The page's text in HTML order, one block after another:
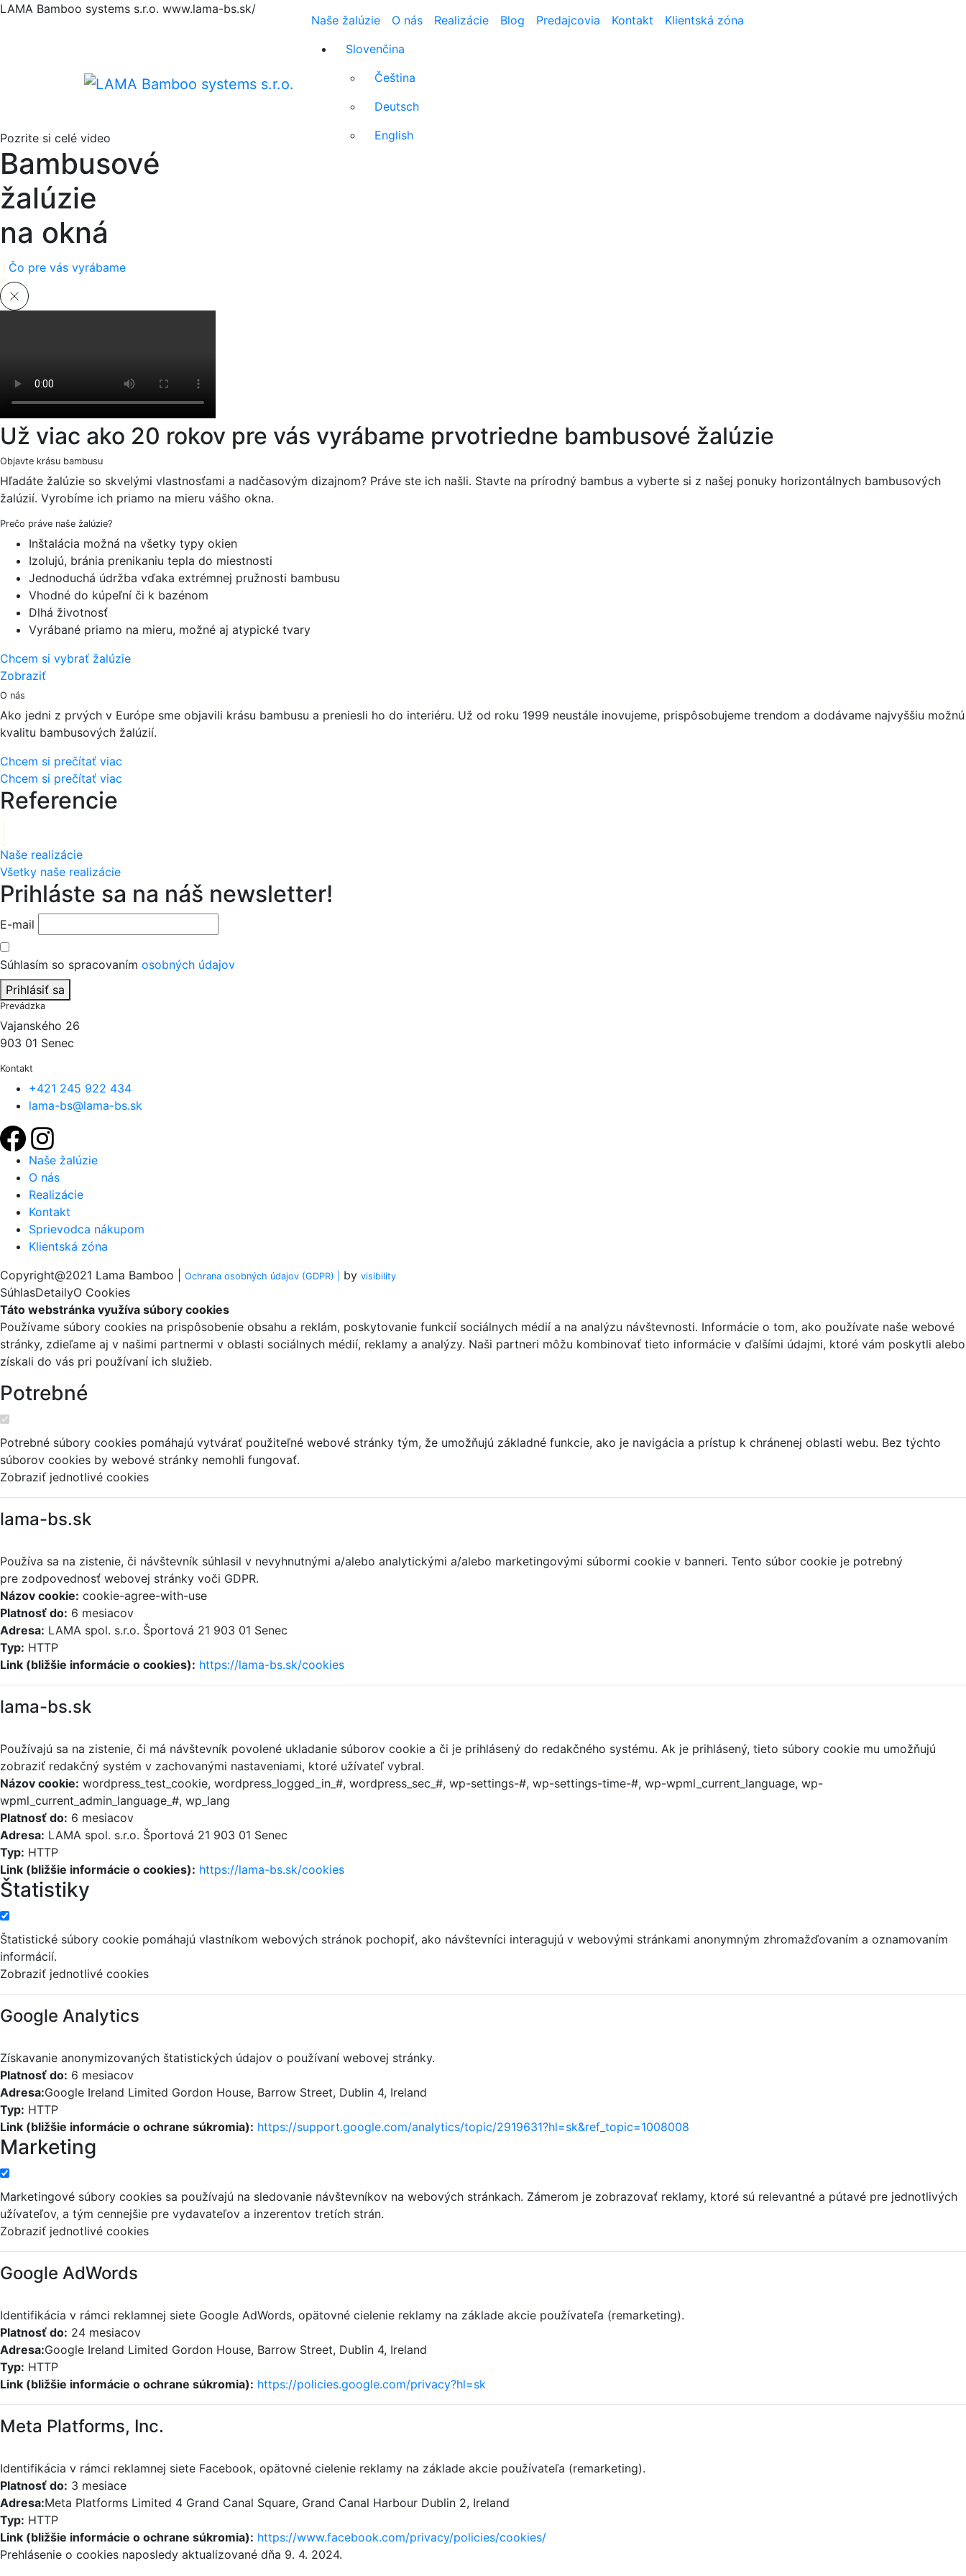
LAMA Bamboo systems s.r.o. www.lama-bs.sk/
Naše žalúzie
O nás Realizácie Blog Predajcovia Kontakt
Klientská zóna
Slovenčina
Čeština
Deutsch
English
Pozrite si celé video
Bambusové
žalúzie
na okná
Čo pre vás vyrábame
Už viac ako 20 rokov pre vás vyrábame prvotriedne bambusové žalúzie
Objavte krásu bambusu
Hľadáte žalúzie so skvelými vlastnosťami a nadčasovým dizajnom? Práve ste ich našli. Stavte na prírodný bambus a vyberte si z našej ponuky horizontálnych bambusových
žalúzií. Vyrobíme ich priamo na mieru vášho okna.
Prečo práve naše žalúzie?
Inštalácia možná na všetky typy okien
Izolujú, bránia prenikaniu tepla do miestnosti
Jednoduchá údržba vďaka extrémnej pružnosti bambusu
Vhodné do kúpeľní či k bazénom
Dlhá životnosť
Vyrábané priamo na mieru, možné aj atypické tvary
Chcem si vybrať žalúzie
Zobraziť
O nás
Ako jedni z prvých v Európe sme objavili krásu bambusu a preniesli ho do interiéru. Už od roku 1999 neustále inovujeme, prispôsobujeme trendom a dodávame najvyššiu možnú
kvalitu bambusových žalúzií.
Chcem si prečítať viac
Chcem si prečítať viac
Referencie
Naše realizácie
Všetky naše realizácie
Prihláste sa na náš newsletter!
E-mail
Súhlasím so spracovaním osobných údajov
Prihlásiť sa
Prevádzka
Vajanského 26
903 01 Senec
Kontakt
+421 245 922 434
lama-bs@lama-bs.sk
Naše žalúzie
O nás
Realizácie
Kontakt
Sprievodca nákupom
Klientská zóna
Copyright@2021 Lama Bamboo |
Ochrana osobných údajov (GDPR) | by visibility
SúhlasDetailyO Cookies
Táto webstránka využíva súbory cookies
Používame súbory cookies na prispôsobenie obsahu a reklám, poskytovanie funkcií sociálnych médií a na analýzu návštevnosti. Informácie o tom, ako používate naše webové
stránky, zdieľame aj v našimi partnermi v oblasti sociálnych médií, reklamy a analýzy. Naši partneri môžu kombinovať tieto informácie v ďalšími údajmi, ktoré vám poskytli alebo
získali do vás pri používaní ich služieb.
Potrebné
Potrebné súbory cookies pomáhajú vytvárať použiteľné webové stránky tým, že umožňujú základné funkcie, ako je navigácia a prístup k chránenej oblasti webu. Bez týchto
súborov cookies by webové stránky nemohli fungovať.
Zobraziť jednotlivé cookies
lama-bs.sk
Používa sa na zistenie, či návštevník súhlasil v nevyhnutnými a/alebo analytickými a/alebo marketingovými súbormi cookie v banneri. Tento súbor cookie je potrebný
pre zodpovednosť webovej stránky voči GDPR.
Názov cookie: cookie-agree-with-use
Platnosť do: 6 mesiacov
Adresa: LAMA spol. s.r.o. Športová 21 903 01 Senec
Typ: HTTP
Link (bližšie informácie o cookies): https://lama-bs.sk/cookies
lama-bs.sk
Používajú sa na zistenie, či má návštevník povolené ukladanie súborov cookie a či je prihlásený do redakčného systému. Ak je prihlásený, tieto súbory cookie mu umožňujú
zobraziť redakčný systém v zachovanými nastaveniami, ktoré užívateľ vybral.
Názov cookie: wordpress_test_cookie, wordpress_logged_in_#, wordpress_sec_#, wp-settings-#, wp-settings-time-#, wp-wpml_current_language, wp-
wpml_current_admin_language_#, wp_lang
Platnosť do: 6 mesiacov
Adresa: LAMA spol. s.r.o. Športová 21 903 01 Senec
Typ: HTTP
Link (bližšie informácie o cookies): https://lama-bs.sk/cookies
Štatistiky
Štatistické súbory cookie pomáhajú vlastníkom webových stránok pochopiť, ako návštevníci interagujú v webovými stránkami anonymným zhromažďovaním a oznamovaním
informácií.
Zobraziť jednotlivé cookies
Google Analytics
Získavanie anonymizovaných štatistických údajov o používaní webovej stránky.
Platnosť do: 6 mesiacov
Adresa:Google Ireland Limited Gordon House, Barrow Street, Dublin 4, Ireland
Typ: HTTP
Link (bližšie informácie o ochrane súkromia): https://support.google.com/analytics/topic/2919631?hl=sk&ref_topic=1008008
Marketing
Marketingové súbory cookies sa používajú na sledovanie návštevníkov na webových stránkach. Zámerom je zobrazovať reklamy, ktoré sú relevantné a pútavé pre jednotlivých
užívateľov, a tým cennejšie pre vydavateľov a inzerentov tretích strán.
Zobraziť jednotlivé cookies
Google AdWords
Identifikácia v rámci reklamnej siete Google AdWords, opätovné cielenie reklamy na základe akcie používateľa (remarketing).
Platnosť do: 24 mesiacov
Adresa:Google Ireland Limited Gordon House, Barrow Street, Dublin 4, Ireland
Typ: HTTP
Link (bližšie informácie o ochrane súkromia): https://policies.google.com/privacy?hl=sk
Meta Platforms, Inc.
Identifikácia v rámci reklamnej siete Facebook, opätovné cielenie reklamy na základe akcie používateľa (remarketing).
Platnosť do: 3 mesiace
Adresa:Meta Platforms Limited 4 Grand Canal Square, Grand Canal Harbour Dublin 2, Ireland
Typ: HTTP
Link (bližšie informácie o ochrane súkromia): https://www.facebook.com/privacy/policies/cookies/
Prehlásenie o cookies naposledy aktualizované dňa 9. 4. 2024.